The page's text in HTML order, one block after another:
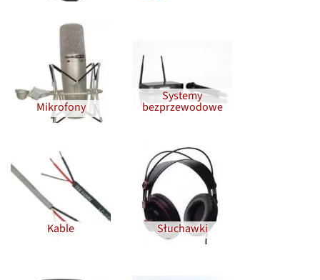
Mikrofony
Systemy
bezprzewodowe
Kable Słuchawki